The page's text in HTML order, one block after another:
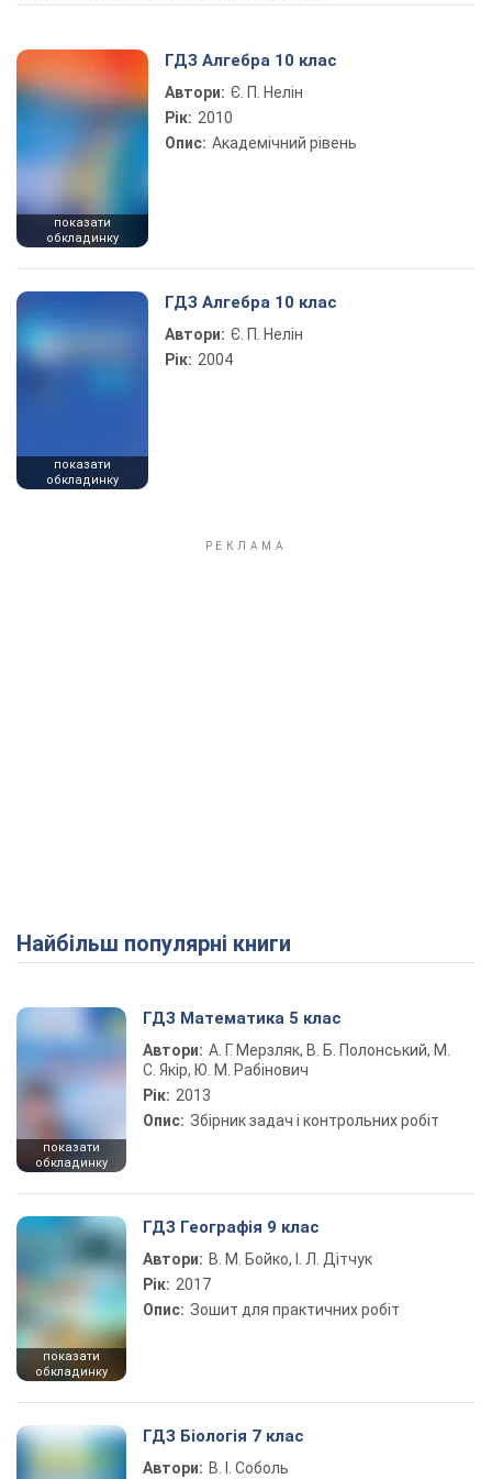
Play Video
показати
обкладинку
ГДЗ Алгебра 10 клас
Автори: Є. П. Нелін
Рік: 2010
Опис: Академічний рівень
показати
обкладинку
ГДЗ Алгебра 10 клас
Автори: Є. П. Нелін
Рік: 2004
Найбільш популярні книги
показати
обкладинку
ГДЗ Математика 5 клас
Автори: А. Г. Мерзляк, В. Б. Полонський, М.
С. Якір, Ю. М. Рабінович
Рік: 2013
Опис: Збірник задач і контрольних робіт
показати
обкладинку
ГДЗ Географія 9 клас
Автори: В. М. Бойко, І. Л. Дітчук
Рік: 2017
Опис: Зошит для практичних робіт
ГДЗ Біологія 7 клас
Автори: В. І. Соболь